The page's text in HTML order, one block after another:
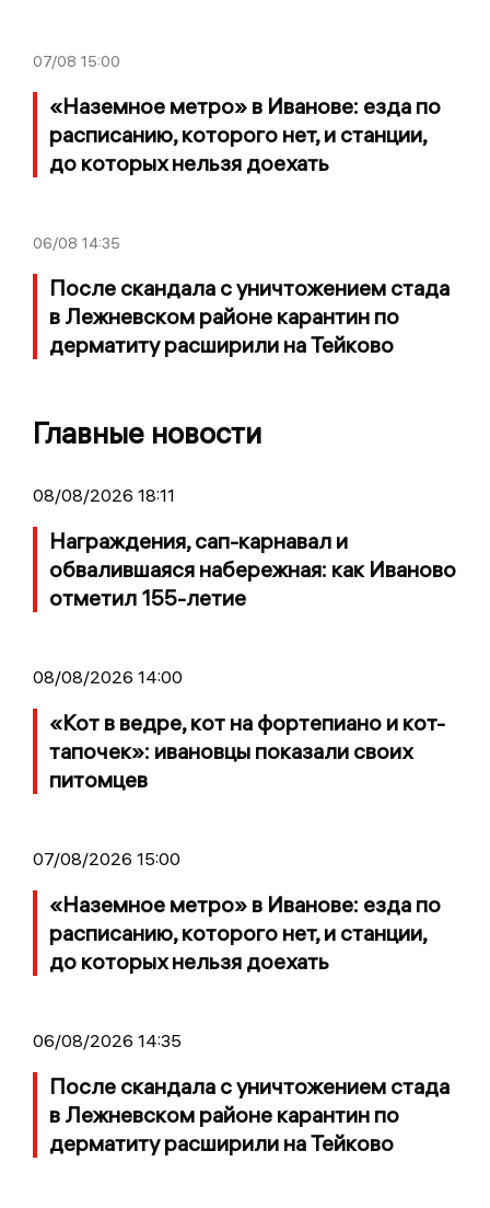
07/08 15:00
«Наземное метро» в Иванове: езда по
расписанию, которого нет, и станции,
до которых нельзя доехать
06/08 14:35
После скандала с уничтожением стада
в Лежневском районе карантин по
дерматиту расширили на Тейково
Главные новости
08/08/2026 18:11
Награждения, сап-карнавал и
обвалившаяся набережная: как Иваново
отметил 155-летие
08/08/2026 14:00
«Кот в ведре, кот на фортепиано и кот-
тапочек»: ивановцы показали своих
питомцев
07/08/2026 15:00
«Наземное метро» в Иванове: езда по
расписанию, которого нет, и станции,
до которых нельзя доехать
06/08/2026 14:35
После скандала с уничтожением стада
в Лежневском районе карантин по
дерматиту расширили на Тейково